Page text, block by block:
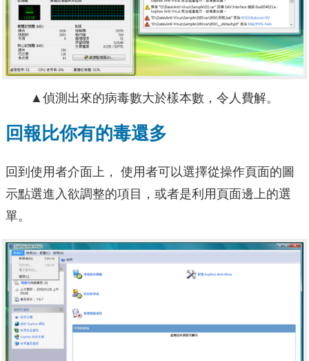
▲偵測出來的病毒數大於樣本數，令人費解。
回報比你有的毒還多
回到使用者介面上， 使用者可以選擇從操作頁面的圖
示點選進入欲調整的項目，或者是利用頁面邊上的選
單。